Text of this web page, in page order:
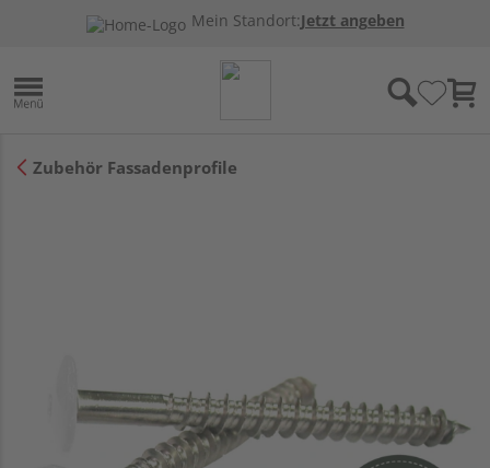
Mein Standort:Jetzt angeben
Zubehör Fassadenprofile